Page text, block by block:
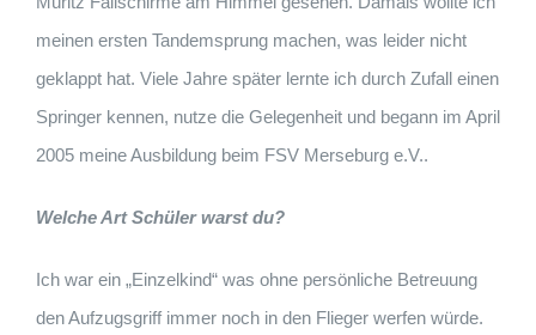
meinen ersten Tandemsprung machen, was leider nicht
geklappt hat. Viele Jahre später lernte ich durch Zufall einen
Springer kennen, nutze die Gelegenheit und begann im April
2005 meine Ausbildung beim FSV Merseburg e.V..
Welche Art Schüler warst du?
Ich war ein „Einzelkind“ was ohne persönliche Betreuung
den Aufzugsgriff immer noch in den Flieger werfen würde.